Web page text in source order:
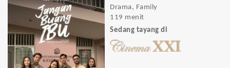
Drama, Family
119 menit
Sedang tayang di